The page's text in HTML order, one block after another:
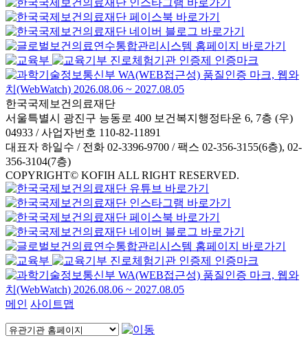
한국국제보건의료재단
서울특별시 광진구 능동로 400 보건복지행정타운 6, 7층 (우)
04933 / 사업자번호 110-82-11891
대표자 하일수 / 전화 02-3396-9700 / 팩스 02-356-3155(6층), 02-
356-3104(7층)
COPYRIGHT© KOFIH ALL RIGHT RESERVED.
메인 사이트맵